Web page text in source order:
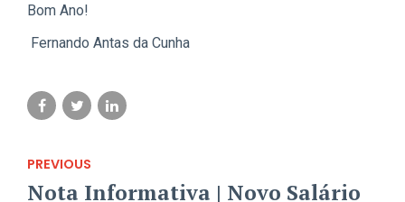
Bom Ano!
Fernando Antas da Cunha
PREVIOUS
Nota Informativa | Novo Salário